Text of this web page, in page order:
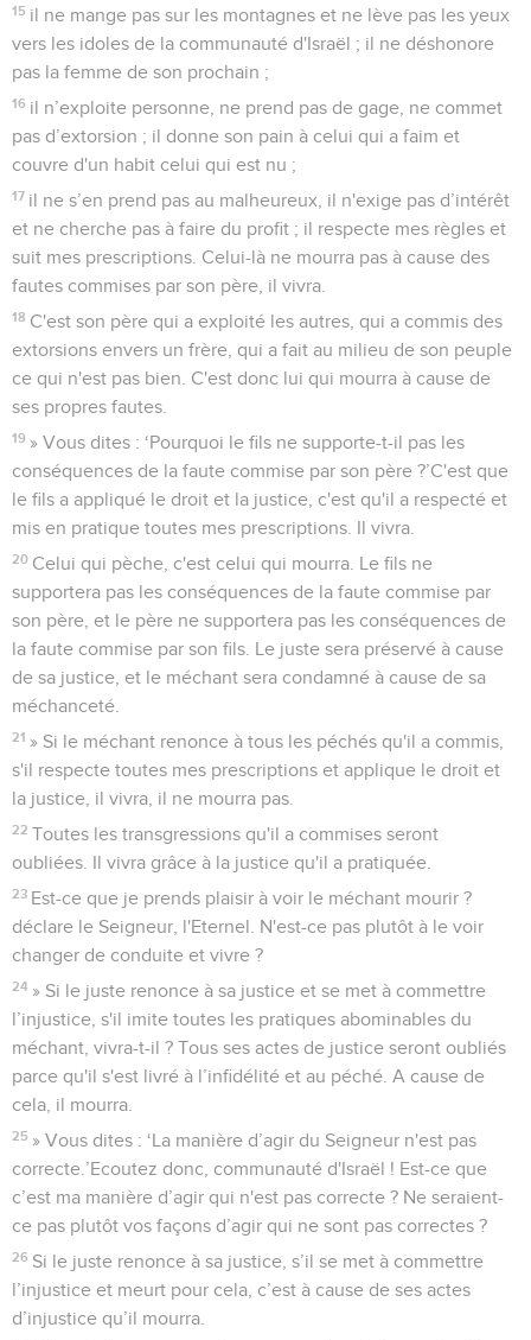
15 il ne mange pas sur les montagnes et ne lève pas les yeux
vers les idoles de la communauté d'Israël ; il ne déshonore
pas la femme de son prochain ;
16 il n’exploite personne, ne prend pas de gage, ne commet
pas d’extorsion ; il donne son pain à celui qui a faim et
couvre d'un habit celui qui est nu ;
17 il ne s’en prend pas au malheureux, il n'exige pas d’intérêt
et ne cherche pas à faire du profit ; il respecte mes règles et
suit mes prescriptions. Celui-là ne mourra pas à cause des
fautes commises par son père, il vivra.
18 C'est son père qui a exploité les autres, qui a commis des
extorsions envers un frère, qui a fait au milieu de son peuple
ce qui n'est pas bien. C'est donc lui qui mourra à cause de
ses propres fautes.
19 » Vous dites : ‘Pourquoi le fils ne supporte-t-il pas les
conséquences de la faute commise par son père ?’C'est que
le fils a appliqué le droit et la justice, c'est qu'il a respecté et
mis en pratique toutes mes prescriptions. Il vivra.
20 Celui qui pèche, c'est celui qui mourra. Le fils ne
supportera pas les conséquences de la faute commise par
son père, et le père ne supportera pas les conséquences de
la faute commise par son fils. Le juste sera préservé à cause
de sa justice, et le méchant sera condamné à cause de sa
méchanceté.
21 » Si le méchant renonce à tous les péchés qu'il a commis,
s'il respecte toutes mes prescriptions et applique le droit et
la justice, il vivra, il ne mourra pas.
22 Toutes les transgressions qu'il a commises seront
oubliées. Il vivra grâce à la justice qu'il a pratiquée.
23 Est-ce que je prends plaisir à voir le méchant mourir ?
déclare le Seigneur, l'Eternel. N'est-ce pas plutôt à le voir
changer de conduite et vivre ?
24 » Si le juste renonce à sa justice et se met à commettre
l’injustice, s'il imite toutes les pratiques abominables du
méchant, vivra-t-il ? Tous ses actes de justice seront oubliés
parce qu'il s'est livré à l’infidélité et au péché. A cause de
cela, il mourra.
25 » Vous dites : ‘La manière d’agir du Seigneur n'est pas
correcte.’Ecoutez donc, communauté d'Israël ! Est-ce que
c’est ma manière d’agir qui n'est pas correcte ? Ne seraient-
ce pas plutôt vos façons d’agir qui ne sont pas correctes ?
26 Si le juste renonce à sa justice, s’il se met à commettre
l’injustice et meurt pour cela, c’est à cause de ses actes
d’injustice qu’il mourra.